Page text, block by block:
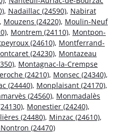
, Nadaillac (24590), Nabirat
, Mouzens (24220), Moulin-Neuf
, Montrem (24110), Montpon-
(24610), Montferrand-
(24230), Montazeau
, Montagnac-la-Crempse
(24210), Monsec (24340),
(24440), Monplaisant (24170),
(24560), Monmadalès
, Monestier (24240),
(24480), Minzac (24610),
(24470)